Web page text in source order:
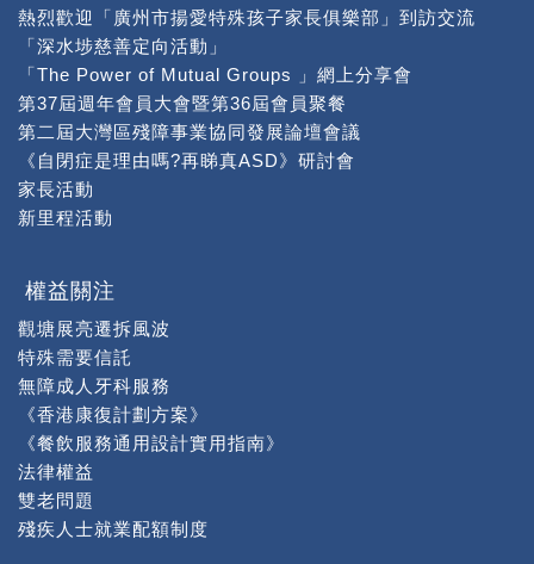
熱烈歡迎「廣州市揚愛特殊孩子家長俱樂部」到訪交流
「深水埗慈善定向活動」
「The Power of Mutual Groups 」網上分享會
第37屆週年會員大會暨第36屆會員聚餐
第二屆大灣區殘障事業協同發展論壇會議
《自閉症是理由嗎?再睇真ASD》研討會
家長活動
新里程活動
權益關注
觀塘展亮遷拆風波
特殊需要信託
無障成人牙科服務
《香港康復計劃方案》
《餐飲服務通用設計實用指南》
法律權益
雙老問題
殘疾人士就業配額制度